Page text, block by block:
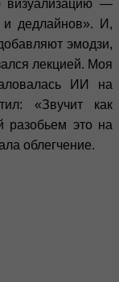
визуализацию —
и дедлайнов». И,
эмодзи,
лекцией. Моя
ИИ на
«Звучит как
разобьем это на
облегчение.